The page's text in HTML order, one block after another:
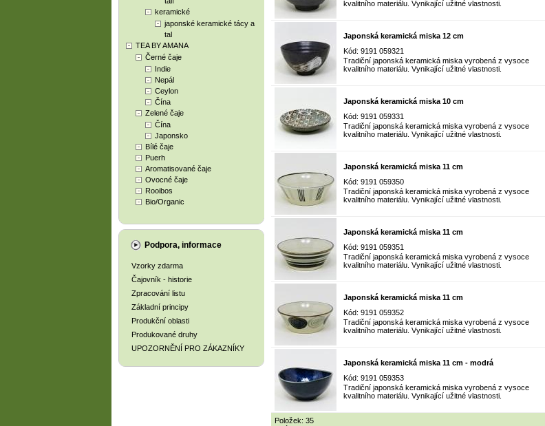
keramické
japonské keramické tácy a
tal
TEA BY AMANA
Černé čaje
Indie
Nepál
Ceylon
Čína
Zelené čaje
Čína
Japonsko
Bílé čaje
Puerh
Aromatisované čaje
Ovocné čaje
Rooibos
Bio/Organic
Podpora, informace
Vzorky zdarma
Čajovník - historie
Zpracování listu
Základní principy
Produkční oblasti
Produkované druhy
UPOZORNĚNÍ PRO ZÁKAZNÍKY
kvalitního materiálu. Vynikající užitné vlastnosti.
Japonská keramická miska 12 cm
Kód: 9191 059321
Tradiční japonská keramická miska vyrobená z vysoce
kvalitního materiálu. Vynikající užitné vlastnosti.
Japonská keramická miska 10 cm
Kód: 9191 059331
Tradiční japonská keramická miska vyrobená z vysoce
kvalitního materiálu. Vynikající užitné vlastnosti.
Japonská keramická miska 11 cm
Kód: 9191 059350
Tradiční japonská keramická miska vyrobená z vysoce
kvalitního materiálu. Vynikající užitné vlastnosti.
Japonská keramická miska 11 cm
Kód: 9191 059351
Tradiční japonská keramická miska vyrobená z vysoce
kvalitního materiálu. Vynikající užitné vlastnosti.
Japonská keramická miska 11 cm
Kód: 9191 059352
Tradiční japonská keramická miska vyrobená z vysoce
kvalitního materiálu. Vynikající užitné vlastnosti.
Japonská keramická miska 11 cm - modrá
Kód: 9191 059353
Tradiční japonská keramická miska vyrobená z vysoce
kvalitního materiálu. Vynikající užitné vlastnosti.
Položek: 35